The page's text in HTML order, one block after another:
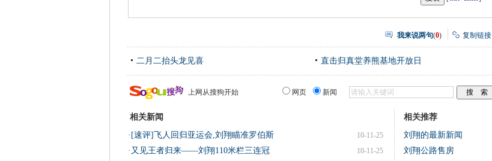
我来说两句(0) 复制链接
二月二抬头龙见喜 直击归真堂养熊基地开放日
上网从搜狗开始 网页 新闻
相关新闻
10-11-25
· [速评]飞人回归亚运会,刘翔瞄准罗伯斯
10-11-25
· 又见王者归来——刘翔110米栏三连冠
相关推荐
刘翔的最新新闻
刘翔公路售房